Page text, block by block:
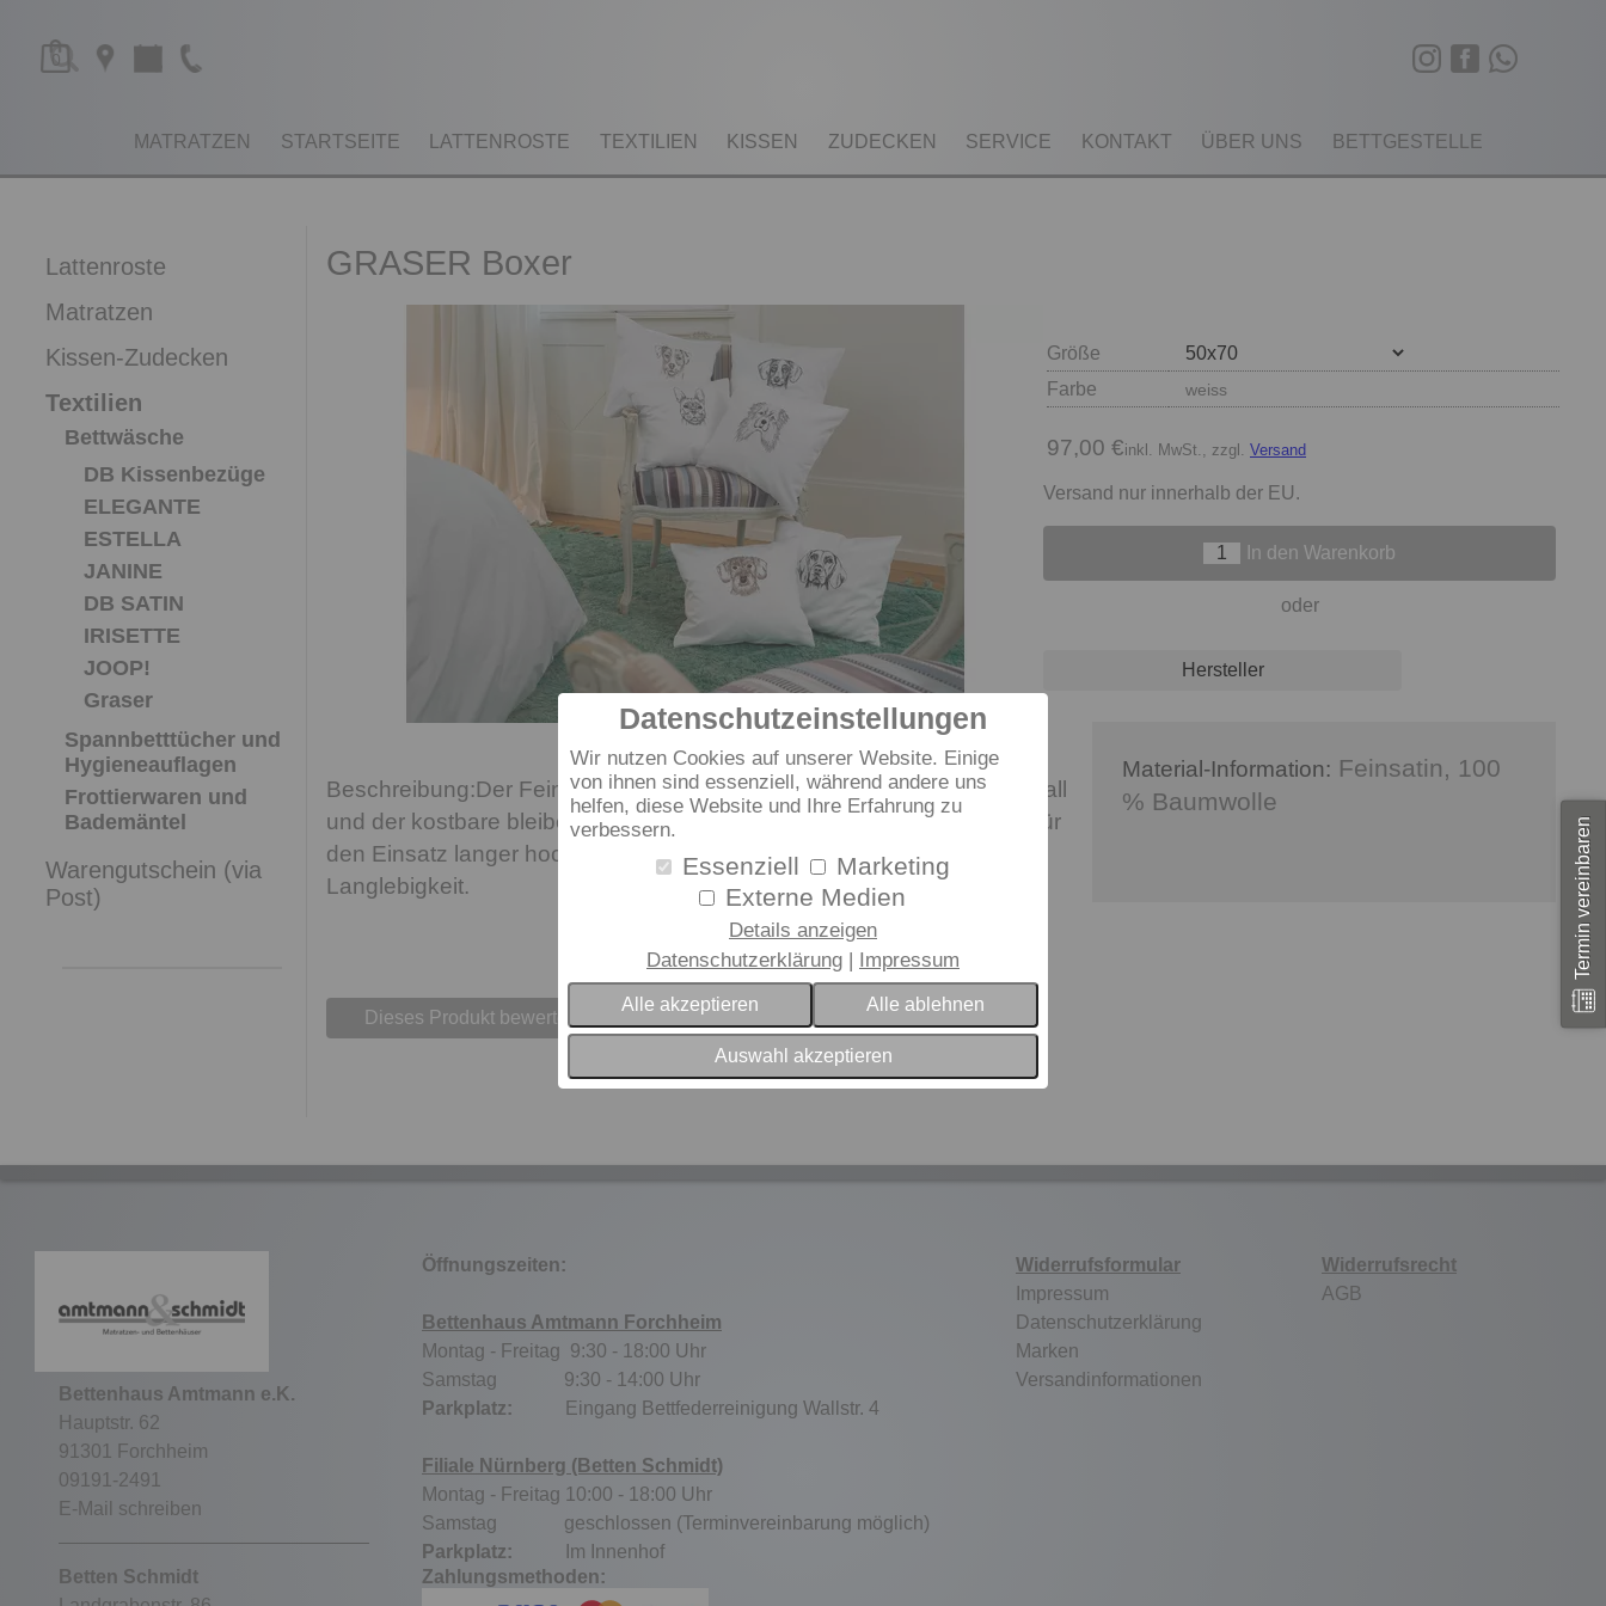
Datenschutzeinstellungen
Wir nutzen Cookies auf unserer Website. Einige
von ihnen sind essenziell, während andere uns
helfen, diese Website und Ihre Erfahrung zu
verbessern.
Essenziell
Marketing
Externe Medien
Details anzeigen
Datenschutzerklärung
Impressum
Alle akzeptieren Alle ablehnen
Auswahl akzeptieren
0
MATRATZEN STARTSEITE LATTENROSTE TEXTILIEN KISSEN ZUDECKEN SERVICE KONTAKT ÜBER UNS BETTGESTELLE
Lattenroste
Matratzen
Kissen-Zudecken
Textilien
Bettwäsche
DB Kissenbezüge
ELEGANTE
ESTELLA
JANINE
DB SATIN
IRISETTE
JOOP!
Graser
Spannbetttücher und
Hygieneauflagen
Frottierwaren und
Bademäntel
Warengutschein (via
Post)
GRASER Boxer
Größe
Farbe
weiss
97,00 €inkl. MwSt., zzgl. Versand
Versand nur innerhalb der EU.
In den Warenkorb
oder
Hersteller
Der Feinsatin ist leicht und seidenähnlich. Der weiche Fall
und der kostbare bleibende Glanz sind sein Markenzeichen. Er steht für
den Einsatz langer hochwertiger Baumwollfasern und garantiert
Langlebigkeit.
Material-Information: Feinsatin, 100
% Baumwolle
Dieses Produkt bewerten
Termin vereinbaren
Bettenhaus Amtmann e.K.
Hauptstr. 62
91301 Forchheim
09191-2491
E-Mail schreiben
Betten Schmidt
Öffnungszeiten:
Bettenhaus Amtmann Forchheim
Montag - Freitag 9:30 - 18:00 Uhr
Samstag 9:30 - 14:00 Uhr
Parkplatz:
Eingang Bettfederreinigung Wallstr. 4
Filiale Nürnberg (Betten Schmidt)
Montag - Freitag 10:00 - 18:00 Uhr
Samstag geschlossen (Terminvereinbarung möglich)
Parkplatz:
Im Innenhof
Zahlungsmethoden:
Widerrufsformular
Impressum
Datenschutzerklärung
Marken
Versandinformationen
Widerrufsrecht
AGB